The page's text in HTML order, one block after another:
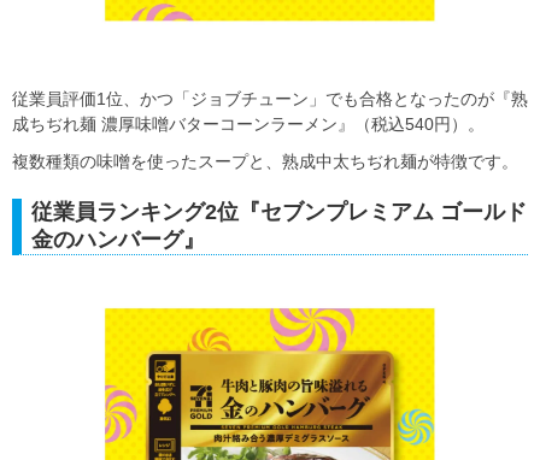
従業員評価1位、かつ「ジョブチューン」でも合格となったのが『熟
成ちぢれ麺 濃厚味噌バターコーンラーメン』（税込540円）。
複数種類の味噌を使ったスープと、熟成中太ちぢれ麺が特徴です。
従業員ランキング2位『セブンプレミアム ゴールド
金のハンバーグ』